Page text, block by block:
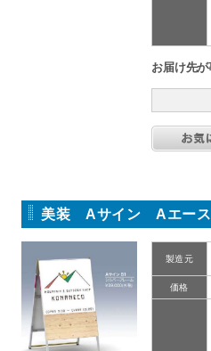
お届け先
美装 Aサイン Aエー
製造元
価格